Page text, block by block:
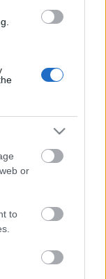
or
to
az öröméről
kérte),
Twitterért, és
segítséget
ő is milyen jól
arról ír, hogy
a múlt
Los
véget
ám elnézve
jöhet egy